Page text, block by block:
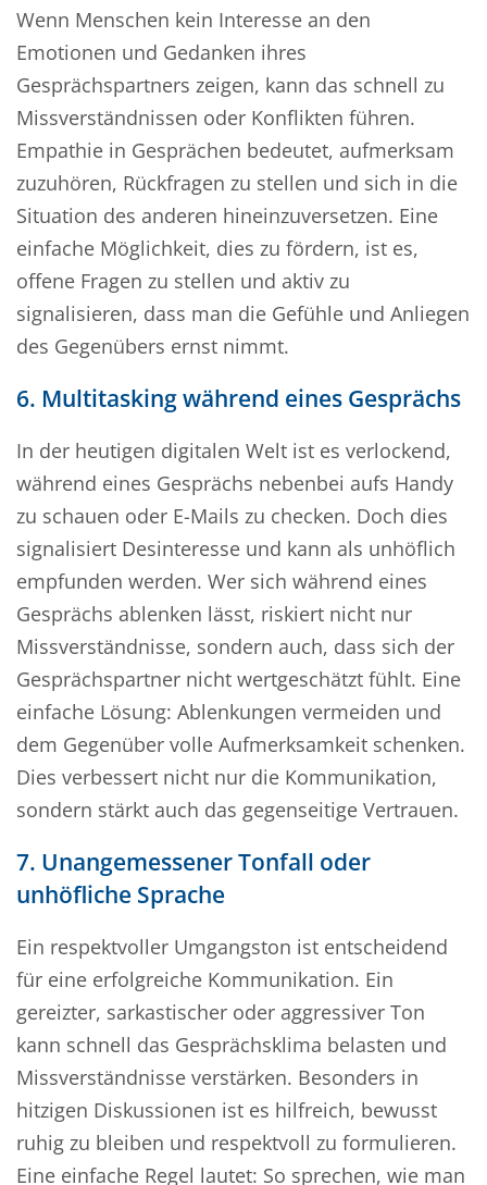
Wenn Menschen kein Interesse an den
Emotionen und Gedanken ihres
Gesprächspartners zeigen, kann das schnell zu
Missverständnissen oder Konflikten führen.
Empathie in Gesprächen bedeutet, aufmerksam
zuzuhören, Rückfragen zu stellen und sich in die
Situation des anderen hineinzuversetzen. Eine
einfache Möglichkeit, dies zu fördern, ist es,
offene Fragen zu stellen und aktiv zu
signalisieren, dass man die Gefühle und Anliegen
des Gegenübers ernst nimmt.
6. Multitasking während eines Gesprächs
In der heutigen digitalen Welt ist es verlockend,
während eines Gesprächs nebenbei aufs Handy
zu schauen oder E-Mails zu checken. Doch dies
signalisiert Desinteresse und kann als unhöflich
empfunden werden. Wer sich während eines
Gesprächs ablenken lässt, riskiert nicht nur
Missverständnisse, sondern auch, dass sich der
Gesprächspartner nicht wertgeschätzt fühlt. Eine
einfache Lösung: Ablenkungen vermeiden und
dem Gegenüber volle Aufmerksamkeit schenken.
Dies verbessert nicht nur die Kommunikation,
sondern stärkt auch das gegenseitige Vertrauen.
7. Unangemessener Tonfall oder
unhöfliche Sprache
Ein respektvoller Umgangston ist entscheidend
für eine erfolgreiche Kommunikation. Ein
gereizter, sarkastischer oder aggressiver Ton
kann schnell das Gesprächsklima belasten und
Missverständnisse verstärken. Besonders in
hitzigen Diskussionen ist es hilfreich, bewusst
ruhig zu bleiben und respektvoll zu formulieren.
Eine einfache Regel lautet: So sprechen, wie man